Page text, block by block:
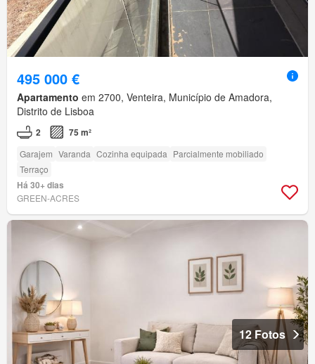
495 000 €
Apartamento em 2700, Venteira, Município de Amadora,
Distrito de Lisboa
2 75 m²
Garajem Varanda Cozinha equipada Parcialmente mobiliado
Terraço
Há 30+ dias
GREEN-ACRES
12 Fotos